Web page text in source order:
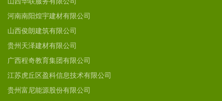
河南南阳煌宇建材有限公司
山西俊朗建筑有限公司
贵州天泽建材有限公司
广西程奇教育集团有限公司
江苏虎丘区盈科信息技术有限公司
贵州富尼能源股份有限公司